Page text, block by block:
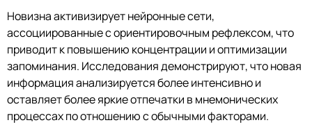
Новизна активизирует нейронные сети,
ассоциированные с ориентировочным рефлексом, что
приводит к повышению концентрации и оптимизации
запоминания. Исследования демонстрируют, что новая
информация анализируется более интенсивно и
оставляет более яркие отпечатки в мнемонических
процессах по отношению с обычными факторами.